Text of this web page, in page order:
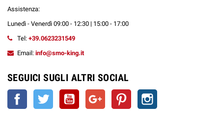
Assistenza:
Lunedì - Venerdì 09:00 - 12:30 | 15:00 - 17:00
Tel: +39.0623231549
Email: info@smo-king.it
SEGUICI SUGLI ALTRI SOCIAL
Facebook Twitter YouTube Google+ Pinterest